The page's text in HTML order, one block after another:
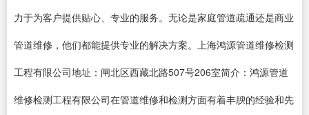
力于为客户提供贴心、专业的服务。无论是家庭管道疏通还是商业
管道维修，他们都能提供专业的解决方案。上海鸿源管道维修检测
工程有限公司地址：闸北区西藏北路507号206室简介：鸿源管道
维修检测工程有限公司在管道维修和检测方面有着丰腴的经验和先